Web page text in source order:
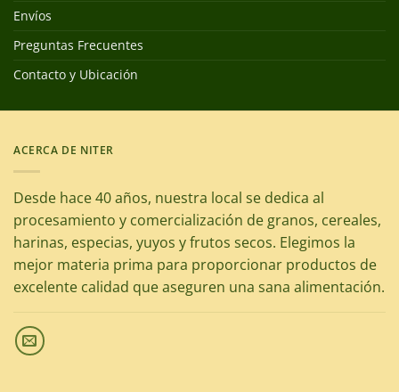
Envíos
Preguntas Frecuentes
Contacto y Ubicación
ACERCA DE NITER
Desde hace 40 años, nuestra local se dedica al
procesamiento y comercialización de granos, cereales,
harinas, especias, yuyos y frutos secos. Elegimos la
mejor materia prima para proporcionar productos de
excelente calidad que aseguren una sana alimentación.